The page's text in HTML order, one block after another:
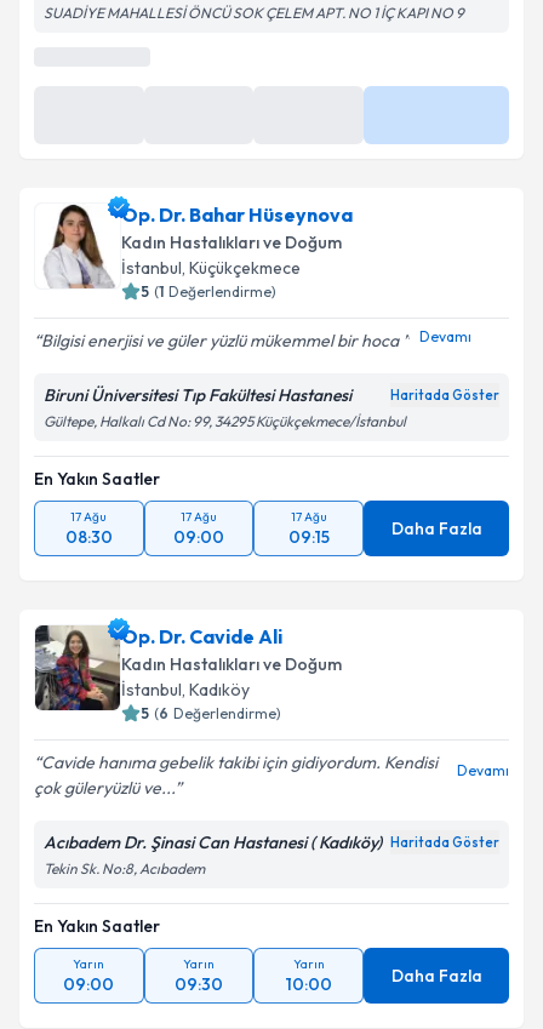
SUADİYE MAHALLESİ ÖNCÜ SOK ÇELEM APT. NO 1 İÇ KAPI NO 9
Op. Dr. Bahar Hüseynova
Kadın Hastalıkları ve Doğum
İstanbul, Küçükçekmece
5 (1 Değerlendirme)
Bilgisi enerjisi ve güler yüzlü mükemmel bir hoca ️ Devamı
Biruni Üniversitesi Tıp Fakültesi Hastanesi Haritada Göster
Gültepe, Halkalı Cd No: 99, 34295 Küçükçekmece/İstanbul
En Yakın Saatler
17 Ağu
08:30
17 Ağu
09:00
17 Ağu
09:15 Daha Fazla
Op. Dr. Cavide Ali
Kadın Hastalıkları ve Doğum
İstanbul, Kadıköy
5 (6 Değerlendirme)
Cavide hanıma gebelik takibi için gidiyordum. Kendisi
çok güleryüzlü ve...
Devamı
Acıbadem Dr. Şinasi Can Hastanesi ( Kadıköy) Haritada Göster
Tekin Sk. No:8, Acıbadem
En Yakın Saatler
Yarın
09:00
Yarın
09:30
Yarın
10:00 Daha Fazla